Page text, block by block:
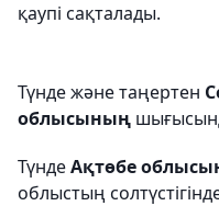
қаупі сақталады.
Түнде және таңертен
облысының
ТүндеАқтөбе
облыстың